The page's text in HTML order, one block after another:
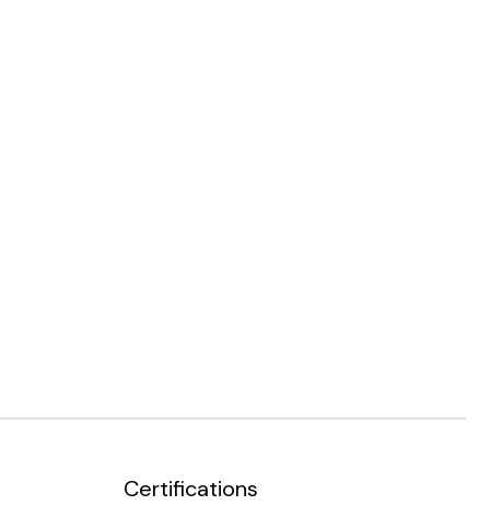
Certifications